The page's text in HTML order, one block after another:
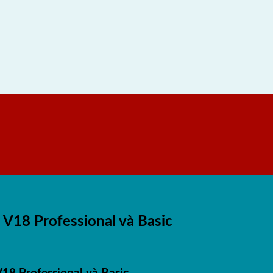
V18 Professional và Basic